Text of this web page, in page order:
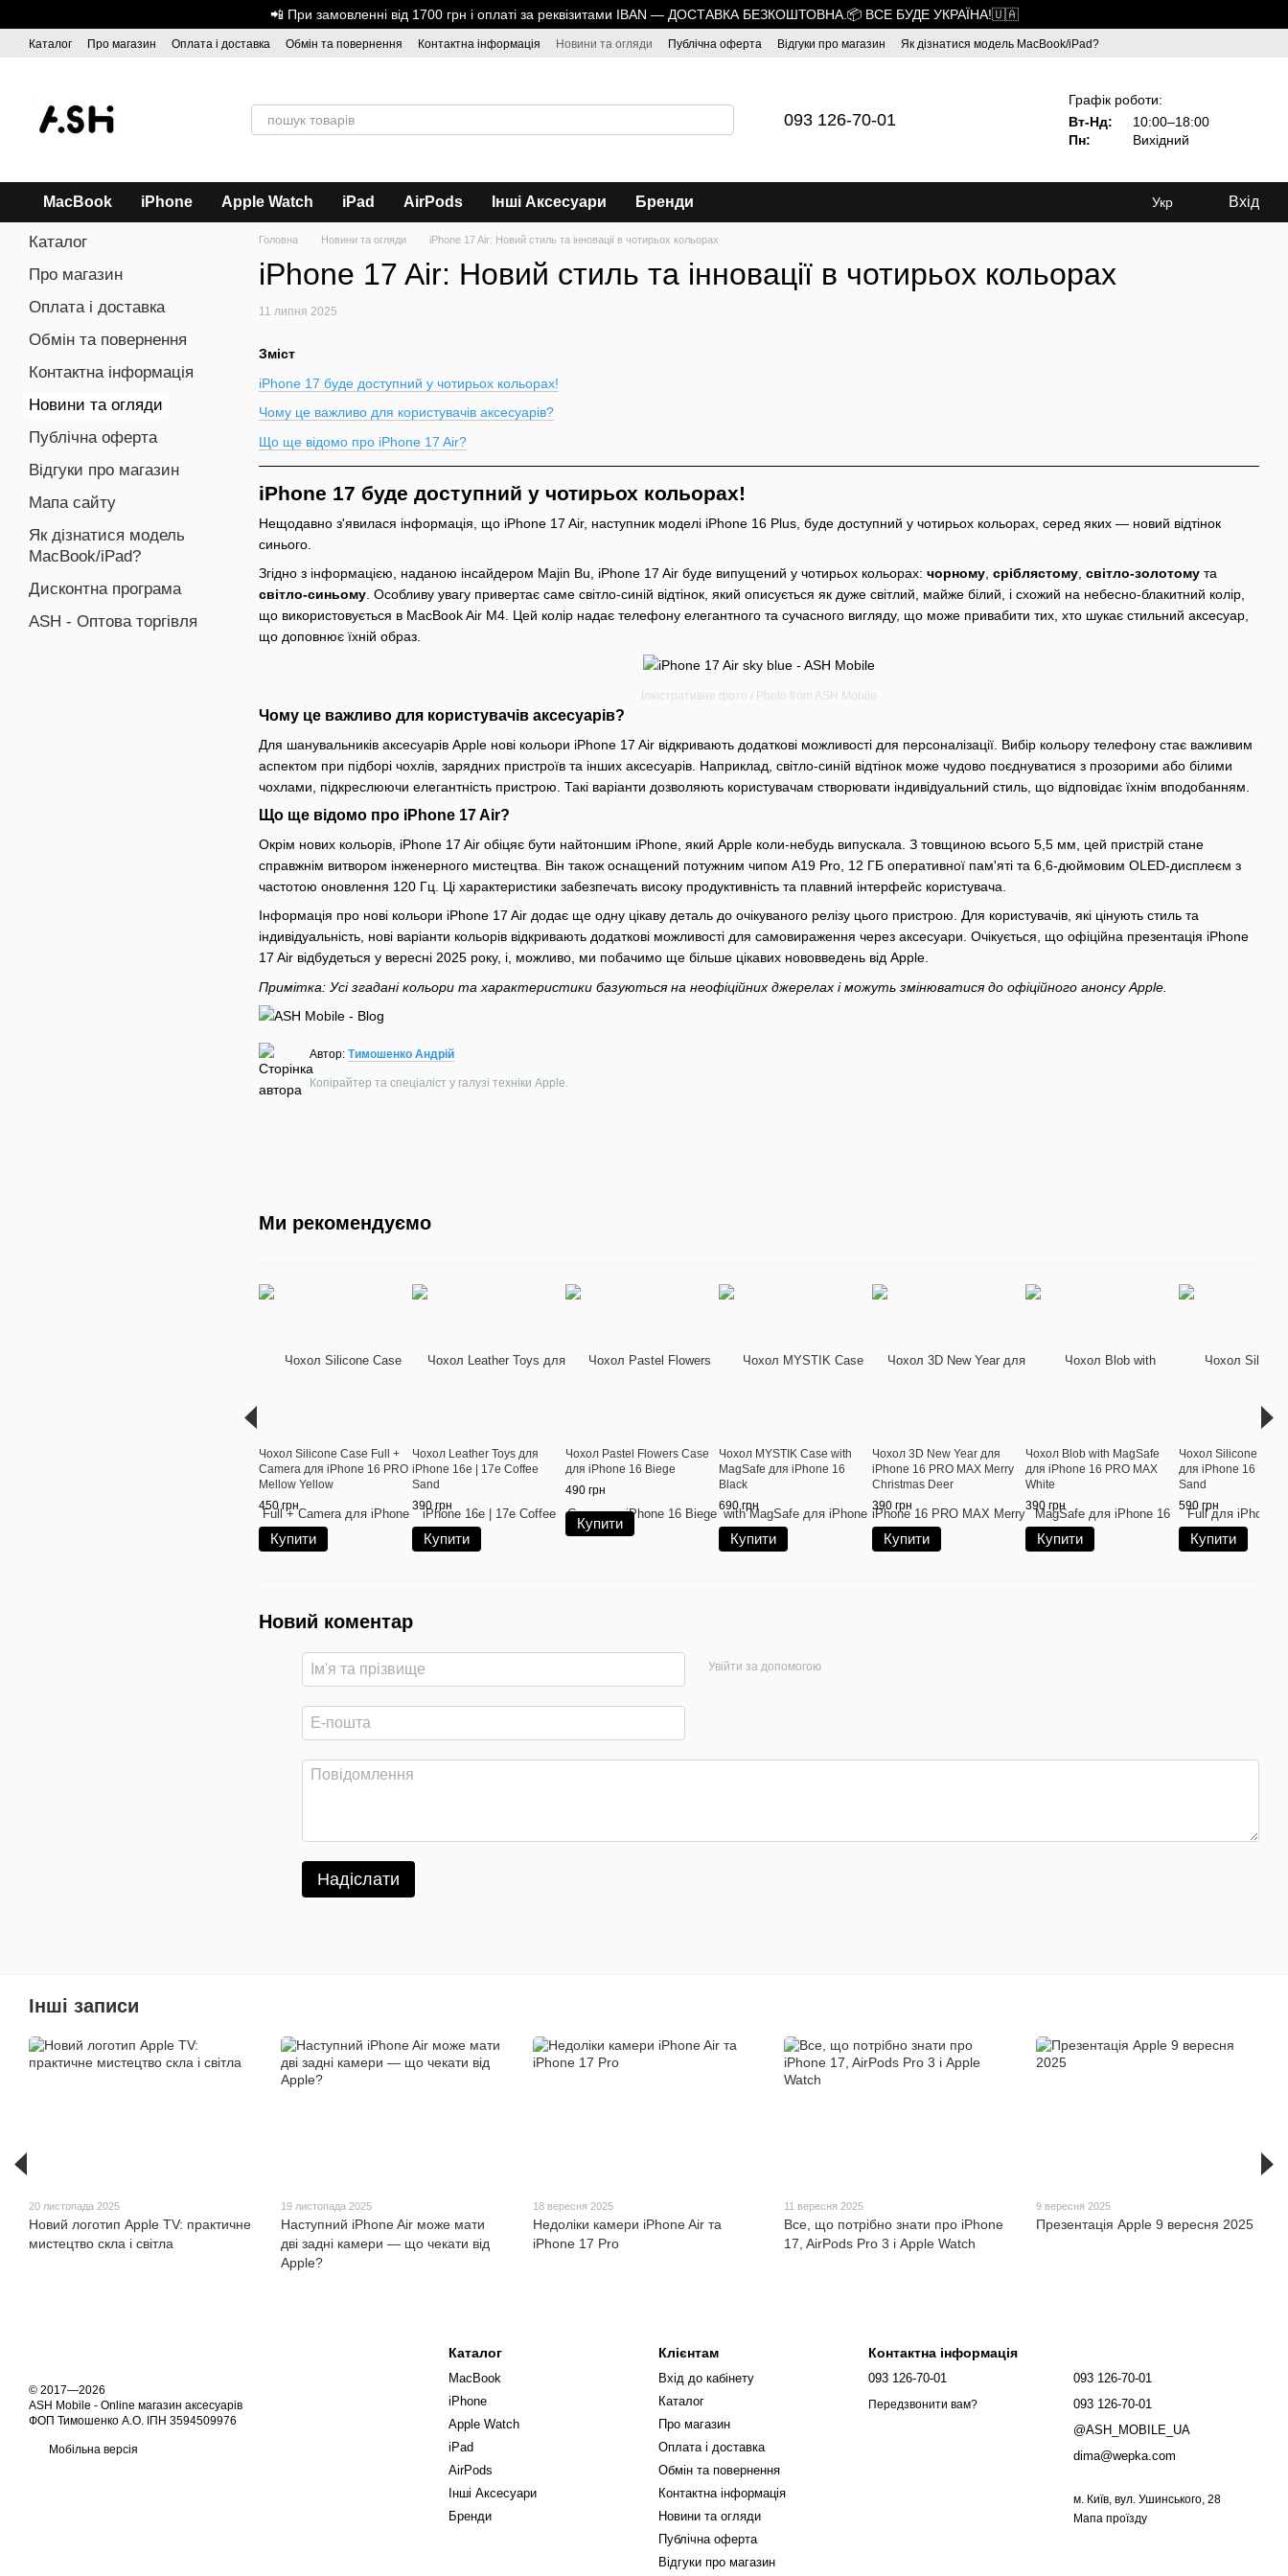
📲 При замовленні від 1700 грн і оплаті за реквізитами IBAN — ДОСТАВКА БЕЗКОШТОВНА.📦 ВСЕ БУДЕ УКРАЇНА!🇺🇦
Каталог Про магазин Оплата і доставка Обмін та повернення Контактна інформація Новини та огляди Публічна оферта Відгуки про магазин
Як дізнатися модель MacBook/iPad?
093 126-70-01
Графік роботи:
Вт-Нд:
10:00–18:00
Пн:
Вихідний
MacBook iPhone Apple Watch iPad AirPods Інші Аксесуари Бренди Укр Вхід
Головна Новини та огляди iPhone 17 Air: Новий стиль та інновації в чотирьох кольорах
iPhone 17 Air: Новий стиль та інновації в чотирьох кольорах
11 липня 2025
Зміст
iPhone 17 буде доступний у чотирьох кольорах!
Чому це важливо для користувачів аксесуарів?
Що ще відомо про iPhone 17 Air?
iPhone 17 буде доступний у чотирьох кольорах!
Нещодавно з'явилася інформація, що iPhone 17 Air, наступник моделі iPhone 16 Plus, буде доступний у чотирьох кольорах, серед яких — новий відтінок
синього.
Згідно з інформацією, наданою інсайдером Majin Bu, iPhone 17 Air буде випущений у чотирьох кольорах: чорному сріблястому світло-золотому та
світло-синьому . Особливу увагу привертає саме світло-синій відтінок, який описується як дуже світлий, майже білий, і схожий на небесно-блакитний колір,
що використовується в MacBook Air M4. Цей колір надає телефону елегантного та сучасного вигляду, що може привабити тих, хто шукає стильний аксесуар,
що доповнює їхній образ.
Ілюстративне фото / Photo from ASH Mobile
Чому це важливо для користувачів аксесуарів?
Для шанувальників аксесуарів Apple нові кольори iPhone 17 Air відкривають додаткові можливості для персоналізації. Вибір кольору телефону стає важливим
аспектом при підборі чохлів, зарядних пристроїв та інших аксесуарів. Наприклад, світло-синій відтінок може чудово поєднуватися з прозорими або білими
чохлами, підкреслюючи елегантність пристрою. Такі варіанти дозволяють користувачам створювати індивідуальний стиль, що відповідає їхнім вподобанням.
Що ще відомо про iPhone 17 Air?
Окрім нових кольорів, iPhone 17 Air обіцяє бути найтоншим iPhone, який Apple коли-небудь випускала. З товщиною всього 5,5 мм, цей пристрій стане
справжнім витвором інженерного мистецтва. Він також оснащений потужним чипом A19 Pro, 12 ГБ оперативної пам'яті та 6,6-дюймовим OLED-дисплеєм з
частотою оновлення 120 Гц. Ці характеристики забезпечать високу продуктивність та плавний інтерфейс користувача.
Інформація про нові кольори iPhone 17 Air додає ще одну цікаву деталь до очікуваного релізу цього пристрою. Для користувачів, які цінують стиль та
індивідуальність, нові варіанти кольорів відкривають додаткові можливості для самовираження через аксесуари. Очікується, що офіційна презентація iPhone
17 Air відбудеться у вересні 2025 року, і, можливо, ми побачимо ще більше цікавих нововведень від Apple.
Примітка: Усі згадані кольори та характеристики базуються на неофіційних джерелах і можуть змінюватися до офіційного анонсу Apple.
Автор: Тимошенко Андрій
Копірайтер та спеціаліст у галузі техніки Apple.
Ми рекомендуємо
Чохол Silicone Case Full +
Camera для iPhone 16 PRO
Mellow Yellow
450 грн
Купити
Чохол Leather Toys для
iPhone 16e | 17e Coffee
Sand
390 грн
Купити
Чохол Pastel Flowers Case
для iPhone 16 Biege
490 грн
Купити
Чохол MYSTIK Case with
MagSafe для iPhone 16
Black
690 грн
Купити
Чохол 3D New Year для
iPhone 16 PRO MAX Merry
Christmas Deer
390 грн
Купити
Чохол Blob with MagSafe
для iPhone 16 PRO MAX
White
390 грн
Купити
Чохол Silicone
для iPhone 16 PRO
Sand
590 грн
Купити
Новий коментар
Увійти за допомогою
Надіслати
Каталог
Про магазин
Оплата і доставка
Обмін та повернення
Контактна інформація
Новини та огляди
Публічна оферта
Відгуки про магазин
Мапа сайту
Як дізнатися модель
MacBook/iPad?
Дисконтна програма
ASH - Оптова торгівля
Інші записи
20 листопада 2025
Новий логотип Apple TV: практичне
мистецтво скла і світла
19 листопада 2025
Наступний iPhone Air може мати
дві задні камери — що чекати від
Apple?
18 вересня 2025
Недоліки камери iPhone Air та
iPhone 17 Pro
11 вересня 2025
Все, що потрібно знати про iPhone
17, AirPods Pro 3 і Apple Watch
9 вересня 2025
Презентація Apple 9 вересня 2025
© 2017—2026
ASH Mobile - Online магазин аксесуарів
ФОП Тимошенко А.О. ІПН 3594509976
Мобільна версія
Каталог
MacBook
iPhone
Apple Watch
iPad
AirPods
Інші Аксесуари
Бренди
Клієнтам
Вхід до кабінету
Каталог
Про магазин
Оплата і доставка
Обмін та повернення
Контактна інформація
Новини та огляди
Публічна оферта
Відгуки про магазин
Контактна інформація
093 126-70-01
Передзвонити вам?
093 126-70-01
093 126-70-01
@ASH_MOBILE_UA
dima@wepka.com
м. Київ, вул. Ушинського, 28
Мапа проїзду